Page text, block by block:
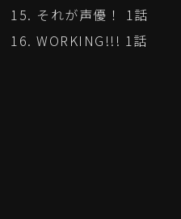
それが声優！ 1話
WORKING!!! 1話